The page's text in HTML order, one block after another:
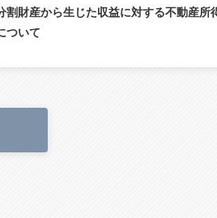
割財産から生じた収益に対する不動産所
ついて